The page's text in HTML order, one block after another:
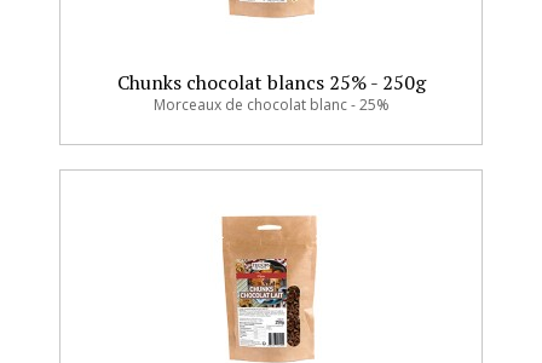
Chunks chocolat blancs 25% - 250g
Morceaux de chocolat blanc - 25%